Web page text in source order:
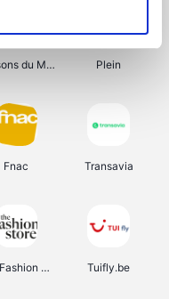
Maisons du Monde Plein
Fnac Transavia
The Fashion Store Tuifly.be